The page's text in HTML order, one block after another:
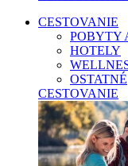
CESTOVANIE
POBYTY
HOTELY
OSTATNÉ
CESTOVANIE